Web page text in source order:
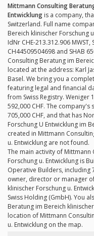
Mittmann Consulting
Entwicklung is a company,
Switzerland. Full name
Bereich klinischer Forschung
IdNr CHE-213.312.906
CH44509504698 and SHAB
Consulting Beratung im
located at the address: Karl
Basel. We bring you a
featuring legal and financial
from Swiss Registry.
592,000 CHF. The
705,000 CHF, and that has
Forschung U Entwicklung im
created in Mittmann
u. Entwicklung are not found.
The main activity of Mittmann
Forschung u. Entwicklung is
Operative Builders,
owner, director or manager
klinischer Forschung u.
Swiss Holding (GmbH). You
Beratung im Bereich
location of Mittmann
u. Entwicklung on the map.